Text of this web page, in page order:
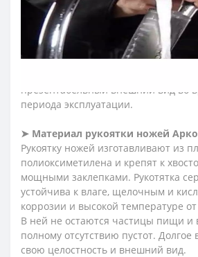
Лезвия ножей Аркос производятся
стали NITRUM, которая
инновационных материалов. В
устойчивы к коррозии, долго
презентабельный внешний вид во
периода эксплуатации.
➤ Материал рукоятки ножей
Рукоятку ножей изготавливают из
полиоксиметилена и крепят к
мощными заклепками. Рукотятка
устойчива к влаге, щелочным и
коррозии и высокой температуре от
В ней не остаются частицы пищи и
полному отсутствию пустот. Долгое
свою целостность и внешний вид.